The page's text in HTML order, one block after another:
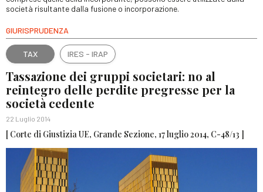
società risultante dalla fusione o incorporazione.
GIURISPRUDENZA
TAX IRES - IRAP
Tassazione dei gruppi societari: no al
reintegro delle perdite pregresse per la
società cedente
22 Luglio 2014
[ Corte di Giustizia UE, Grande Sezione, 17 luglio 2014, C-48/13 ]